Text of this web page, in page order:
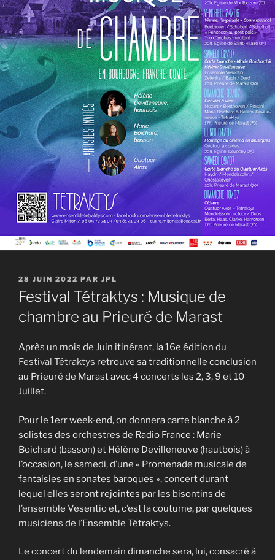
PUBLIÉ
LE
28 JUIN 2022 PAR JPL
Festival Tétraktys : Musique de
chambre au Prieuré de Marast
Après un mois de Juin itinérant, la 16e édition du
Festival Tétraktys retrouve sa traditionnelle conclusion
au Prieuré de Marast avec 4 concerts les 2, 3, 9 et 10
Juillet.
Pour le 1err week-end, on donnera carte blanche à 2
solistes des orchestres de Radio France : Marie
Boichard (basson) et Hélène Devilleneuve (hautbois) à
l’occasion, le samedi, d’une « Promenade musicale de
fantaisies en sonates baroques », concert durant
lequel elles seront rejointes par les bisontins de
l’ensemble Vesentio et, c’est la coutume, par quelques
musiciens de l’Ensemble Tétraktys.
Le concert du lendemain dimanche sera, lui, consacré à